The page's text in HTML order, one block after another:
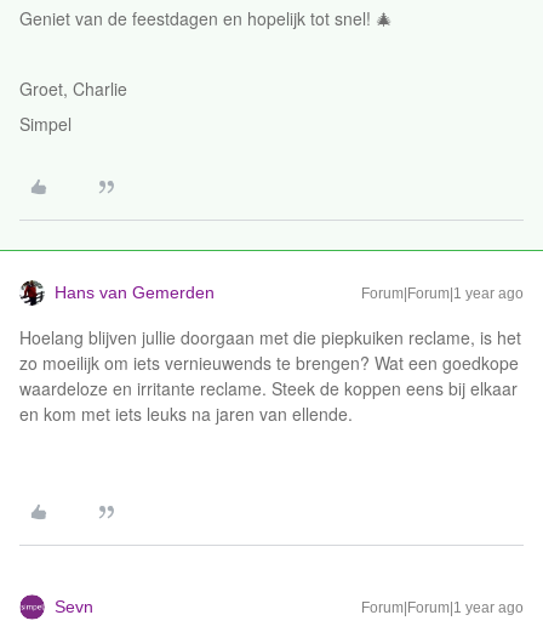
Geniet van de feestdagen en hopelijk tot snel! 🎄
Groet, Charlie
Simpel
Hans van Gemerden Forum|Forum|1 year ago
Hoelang blijven jullie doorgaan met die piepkuiken reclame, is het
zo moeilijk om iets vernieuwends te brengen? Wat een goedkope
waardeloze en irritante reclame. Steek de koppen eens bij elkaar
en kom met iets leuks na jaren van ellende.
Sevn Forum|Forum|1 year ago